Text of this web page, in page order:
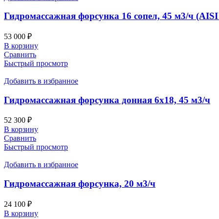
Гидромассажная форсунка 16 сопел, 45 м3/ч
53 000 ₽
В корзину
Сравнить
Быстрый просмотр
Добавить в избранное
Гидромассажная форсунка донная 6х18, 45 м3/ч
52 300 ₽
В корзину
Сравнить
Быстрый просмотр
Добавить в избранное
Гидромассажная форсунка, 20 м3/ч
24 100 ₽
В корзину